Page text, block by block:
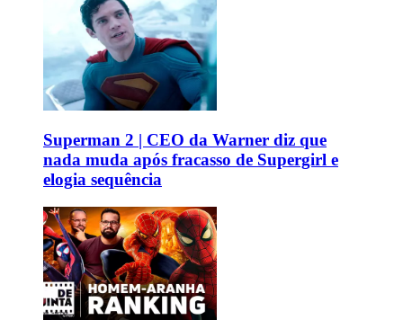
Superman 2 | CEO da Warner diz que
nada muda após fracasso de Supergirl e
elogia sequência